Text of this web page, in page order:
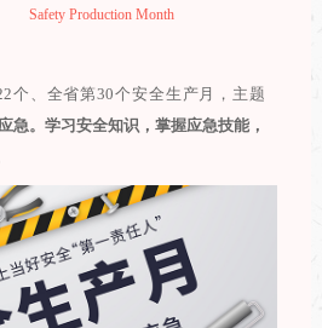
Safety Production Month
个、全省第30个安全生产月，主题
急。学习安全知识，掌握应急技能，